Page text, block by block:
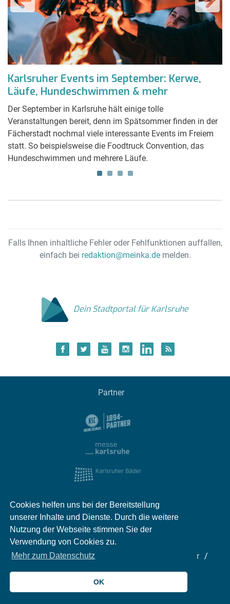
Cookies helfen uns bei der Bereitstellung
unserer Inhalte und Dienste. Durch die weitere
Nutzung der Webseite stimmen Sie der
Verwendung von Cookies zu.
Mehr zum Datenschutz
OK
Karlsruher Events im September: Kerwe,
Läufe, Hundeschwimmen & mehr
Der September in Karlsruhe hält einige tolle
Veranstaltungen bereit, denn im Spätsommer finden in der
Fächerstadt nochmal viele interessante Events im Freiem
statt. So beispielsweise die Foodtruck Convention, das
Hundeschwimmen und mehrere Läufe.
Falls Ihnen inhaltliche Fehler oder Fehlfunktionen auffallen,
einfach bei redaktion@meinka.demelden.
Dein Stadtportal für Karlsruhe
Partner
Impressum Kontakt
Partner
© 2026 meinKA